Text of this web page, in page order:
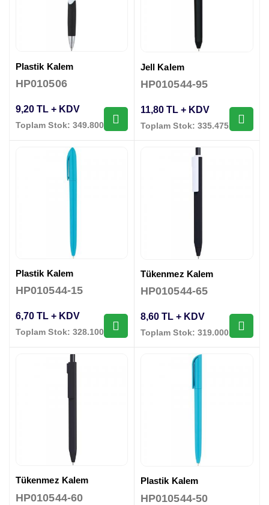
Plastik Kalem
HP010506
9,20 TL + KDV
Toplam Stok: 349.800 Adet
Jell Kalem
HP010544-95
11,80 TL + KDV
Toplam Stok: 335.475 Adet
Plastik Kalem
HP010544-15
6,70 TL + KDV
Toplam Stok: 328.100 Adet
Tükenmez Kalem
HP010544-65
8,60 TL + KDV
Toplam Stok: 319.000 Adet
Tükenmez Kalem
HP010544-60
Plastik Kalem
HP010544-50